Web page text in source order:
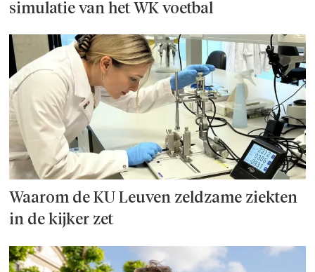
simulatie van het WK voetbal
Waarom de KU Leuven zeldzame ziekten
in de kijker zet